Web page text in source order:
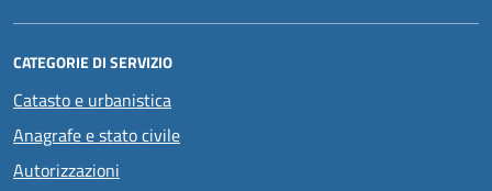
CATEGORIE DI SERVIZIO
Catasto e urbanistica
Anagrafe e stato civile
Autorizzazioni